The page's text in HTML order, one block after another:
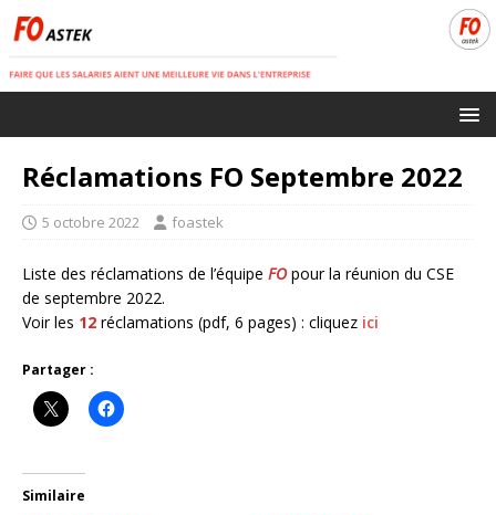
Réclamations FO Septembre 2022
5 octobre 2022 foastek
Liste des réclamations de l’équipe FOpour la réunion du CSE
de septembre 2022.
Voir les 12 réclamations (pdf, 6 pages) : cliquez ici
Partager :
Similaire